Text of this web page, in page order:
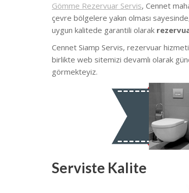
Gömme Rezervuar Servis, Cennet
çevre bölgelere yakın olması
uygun kalitede garantili olarak
Cennet Siamp Servis, rezervuar
birlikte web sitemizi devamlı olarak
görmekteyiz.
Serviste Kalite